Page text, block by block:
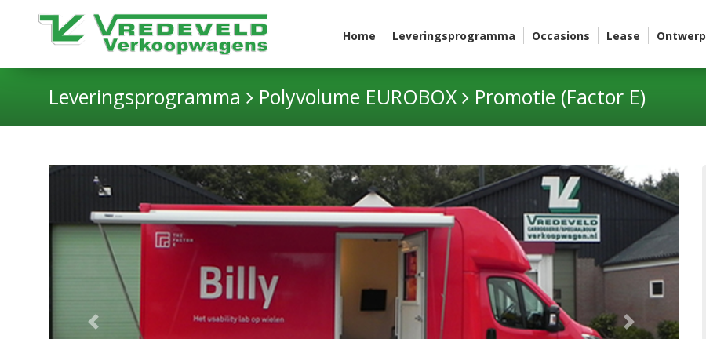
Home Leveringsprogramma Occasions Lease Ontwerp
Leveringsprogramma Polyvolume EUROBOX Promotie (Factor E)
Previous Next